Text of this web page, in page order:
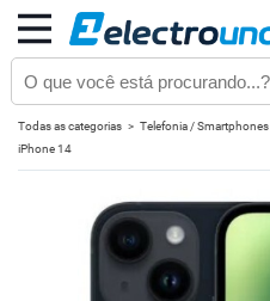
Todas as categorias Telefonia / Smartphones
iPhone 14